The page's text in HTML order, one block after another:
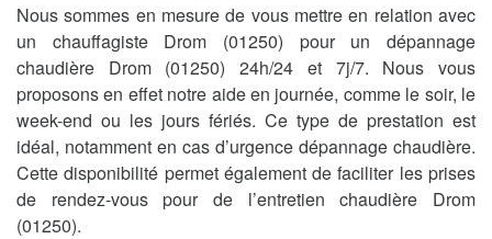
Nous sommes en mesure de vous mettre en relation avec
un chauffagiste Drom (01250) pour un dépannage
chaudière Drom (01250) 24h/24 et 7j/7. Nous vous
proposons en effet notre aide en journée, comme le soir, le
week-end ou les jours fériés. Ce type de prestation est
idéal, notamment en cas d’urgence dépannage chaudière.
Cette disponibilité permet également de faciliter les prises
de rendez-vous pour de l’entretien chaudière Drom
(01250).